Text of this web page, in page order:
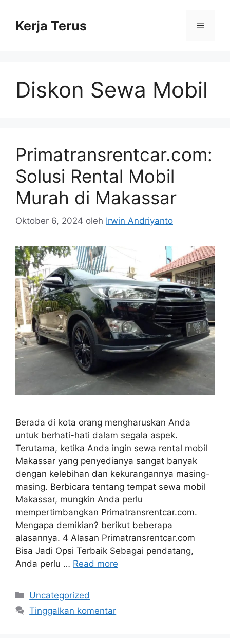
Kerja Terus Menu
Diskon Sewa Mobil
Primatransrentcar.com:
Solusi Rental Mobil
Murah di Makassar
Oktober 6, 2024 oleh Irwin Andriyanto
Berada di kota orang mengharuskan Anda
untuk berhati-hati dalam segala aspek.
Terutama, ketika Anda ingin sewa rental mobil
Makassar yang penyedianya sangat banyak
dengan kelebihan dan kekurangannya masing-
masing. Berbicara tentang tempat sewa mobil
Makassar, mungkin Anda perlu
mempertimbangkan Primatransrentcar.com.
Mengapa demikian? berikut beberapa
alasannya. 4 Alasan Primatransrentcar.com
Bisa Jadi Opsi Terbaik Sebagai pendatang,
Anda perlu … Read more
Kategori
Uncategorized
Tinggalkan komentar